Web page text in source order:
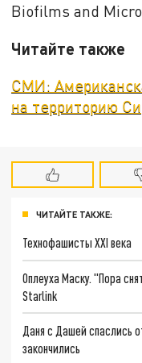
Biofilms and
Читайте также
СМИ:
на территорию
ЧИТАЙТЕ ТАКЖЕ:
Технофашисты XXI века
Оплеуха Маску. "Пора
Starlink
Даня с Дашей спаслись
закончились